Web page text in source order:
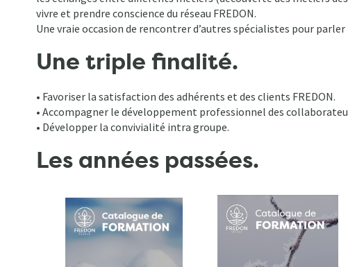
vivre et prendre conscience du réseau FREDON.
Une vraie occasion de rencontrer d’autres spécialistes pour
Une triple finalité.
• Favoriser la satisfaction des adhérents et des clients FREDON.
• Accompagner le développement professionnel des
• Développer la convivialité intra groupe.
Les années passées.